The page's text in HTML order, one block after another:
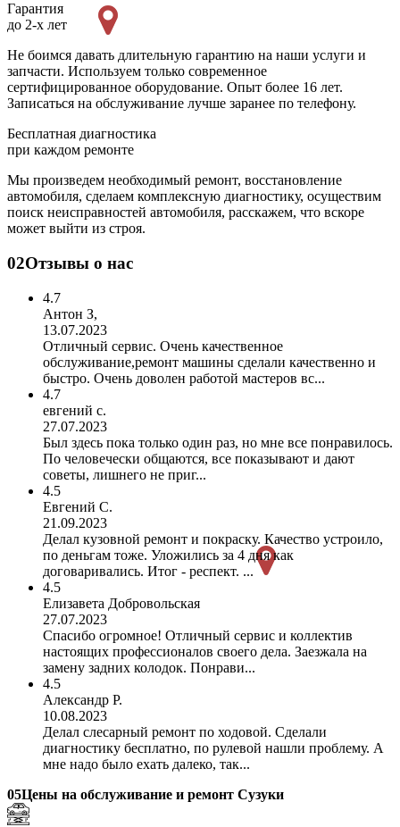
Гарантия
до 2-х лет
Не боимся давать длительную гарантию на наши услуги и
запчасти. Используем только современное
сертифицированное оборудование. Опыт более 16 лет.
Записаться на обслуживание лучше заранее по телефону.
Бесплатная диагностика
при каждом ремонте
Мы произведем необходимый ремонт, восстановление
автомобиля, сделаем комплексную диагностику, осуществим
поиск неисправностей автомобиля, расскажем, что вскоре
может выйти из строя.
02Отзывы о нас
4.7
Антон З,
13.07.2023
Отличный сервис. Очень качественное
обслуживание,ремонт машины сделали качественно и
быстро. Очень доволен работой мастеров вс...
4.7
евгений с.
27.07.2023
Был здесь пока только один раз, но мне все понравилось.
По человечески общаются, все показывают и дают
советы, лишнего не приг...
4.5
Евгений С.
21.09.2023
Делал кузовной ремонт и покраску. Качество устроило,
по деньгам тоже. Уложились за 4 дня как
договаривались. Итог - респект. ...
4.5
Елизавета Добровольская
27.07.2023
Спасибо огромное! Отличный сервис и коллектив
настоящих профессионалов своего дела. Заезжала на
замену задних колодок. Понрави...
4.5
Александр Р.
10.08.2023
Делал слесарный ремонт по ходовой. Сделали
диагностику бесплатно, по рулевой нашли проблему. А
мне надо было ехать далеко, так...
05Цены на обслуживание и ремонт Сузуки